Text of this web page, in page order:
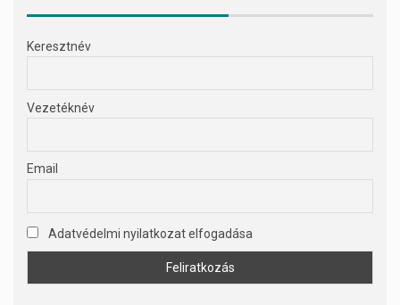
Keresztnév
Vezetéknév
Email
Adatvédelmi nyilatkozat elfogadása